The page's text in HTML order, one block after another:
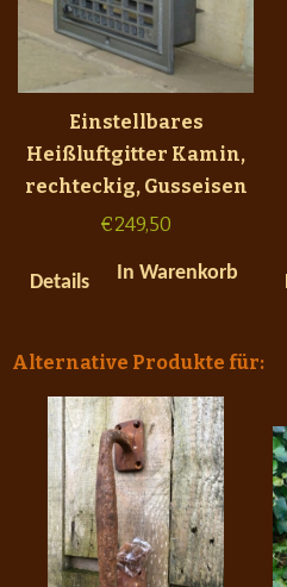
Einstellbares
Heißluftgitter Kamin,
rechteckig, Gusseisen
€249,50
Details In Warenkorb
Alternative Produkte für: